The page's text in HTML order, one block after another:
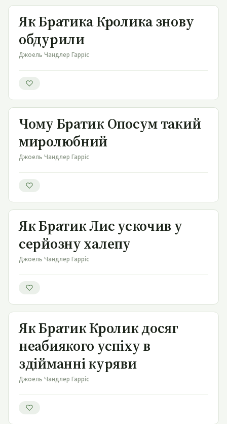
Як Братика Кролика знову обдурили
Як Братика Кролика знову
обдурили
Джоель Чандлер Гарріс
Чому Братик Опосум такий миролюбний
Чому Братик Опосум такий
миролюбний
Джоель Чандлер Гарріс
Як Братик Лис ускочив у серйозну халепу
Як Братик Лис ускочив у
серйозну халепу
Джоель Чандлер Гарріс
Як Братик Кролик досяг
неабиякого успіху в
здійманні куряви
Джоель Чандлер Гарріс